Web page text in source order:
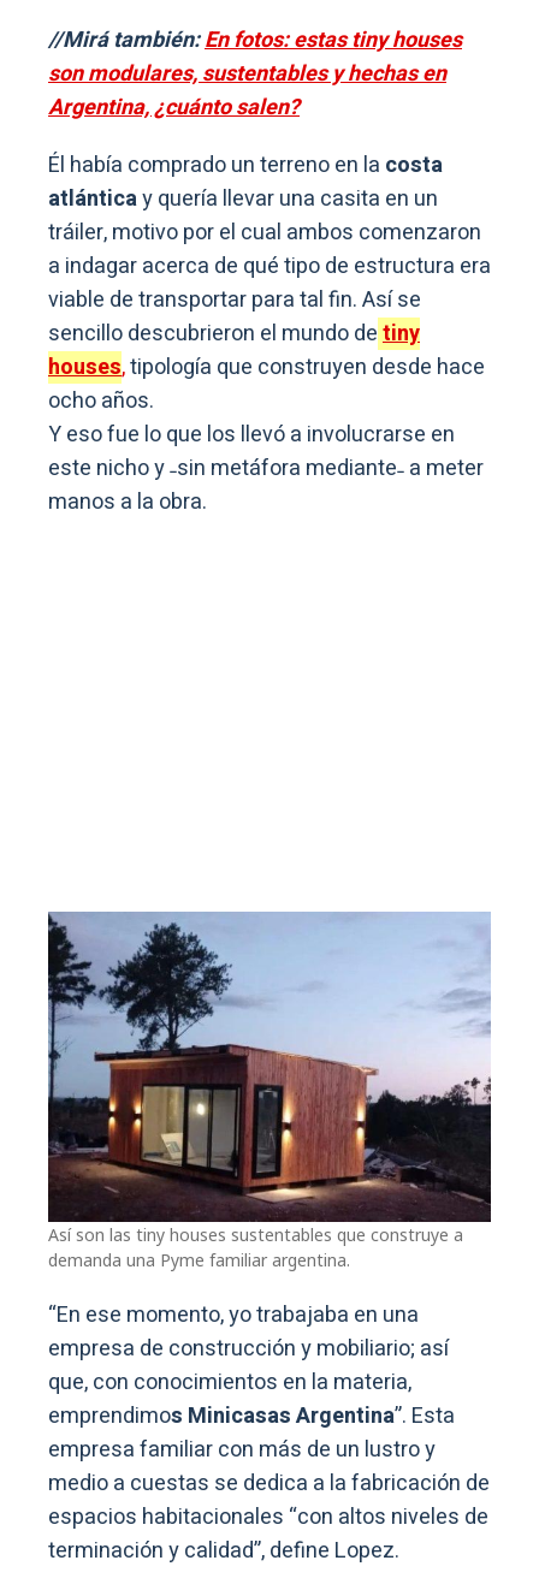
//Mirá también:En fotos: estas tiny houses
son modulares, sustentables y hechas en
Argentina, ¿cuánto salen?
Él había comprado un terreno en la costa
atlánticay quería llevar una casita en un
tráiler, motivo por el cual ambos comenzaron
a indagar acerca de qué tipo de estructura era
viable de transportar para tal fin. Así se
sencillo descubrieron el mundo detiny
houses,tipología que construyen desde hace
ocho años.
Y eso fue lo que los llevó a involucrarse en
este nicho y ˗sin metáfora mediante˗ a meter
manos a la obra.
Así son las tiny houses sustentables que construye a
demanda una Pyme familiar argentina.
“En ese momento, yo trabajaba en una
empresa de construcción y mobiliario; así
que, con conocimientos en la materia,
emprendimos Minicasas Argentina”. Esta
empresa familiar con más de un lustro y
medio a cuestas se dedica a la fabricación de
espacios habitacionales “con altos niveles de
terminación y calidad”, define Lopez.